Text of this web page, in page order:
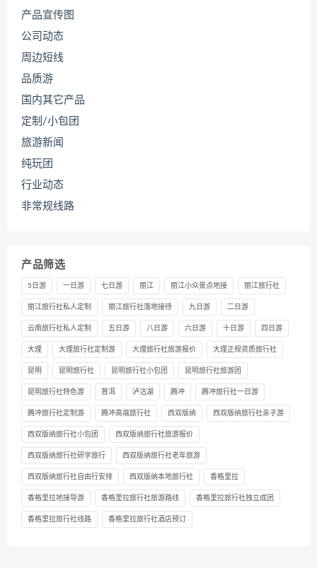
产品宣传图
公司动态
周边短线
品质游
国内其它产品
定制/小包团
旅游新闻
纯玩团
行业动态
非常规线路
产品筛选
5日游 一日游 七日游 丽江 丽江小众景点地接 丽江旅行社
丽江旅行社私人定制 丽江旅行社落地接待 九日游 二日游
云南旅行社私人定制 五日游 八日游 六日游 十日游 四日游
大理 大理旅行社定制游 大理旅行社旅游报价 大理正规资质旅行社
昆明 昆明旅行社 昆明旅行社小包团 昆明旅行社旅游团
昆明旅行社特色游 普洱 泸沽湖 腾冲 腾冲旅行社一日游
腾冲旅行社定制游 腾冲高端旅行社 西双版纳 西双版纳旅行社亲子游
西双版纳旅行社小包团 西双版纳旅行社旅游报价
西双版纳旅行社研学旅行 西双版纳旅行社老年旅游
西双版纳旅行社自由行安排 西双版纳本地旅行社 香格里拉
香格里拉地接导游 香格里拉旅行社旅游路线 香格里拉旅行社独立成团
香格里拉旅行社线路 香格里拉旅行社酒店预订